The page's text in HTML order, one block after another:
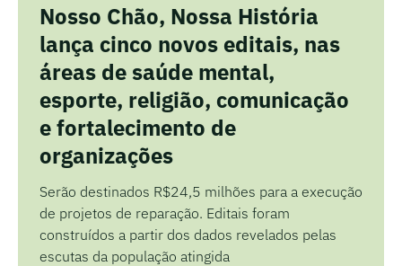
Nosso Chão, Nossa História
lança cinco novos editais, nas
áreas de saúde mental,
esporte, religião, comunicação
e fortalecimento de
organizações
Serão destinados R$24,5 milhões para a execução
de projetos de reparação. Editais foram
construídos a partir dos dados revelados pelas
escutas da população atingida